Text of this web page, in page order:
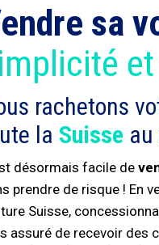
sa
rachetons
la Suisse
désormais facile de
prendre de risque ! En
Suisse,
assuré de recevoir des